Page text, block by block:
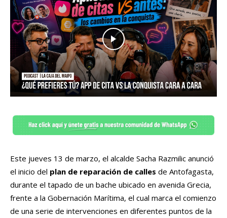
Este jueves 13 de marzo, el alcalde Sacha Razmilic anunció
el inicio del plan de reparación de calles de Antofagasta,
durante el tapado de un bache ubicado en avenida Grecia,
frente a la Gobernación Marítima, el cual marca el comienzo
de una serie de intervenciones en diferentes puntos de la